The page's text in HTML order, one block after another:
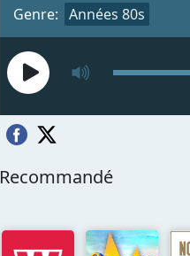
Genre: Années 80s
Recommandé